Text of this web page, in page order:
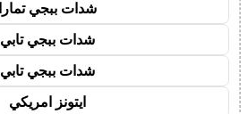
شدات ببجي تمارا
شدات ببجي تابي
شدات ببجي تابي
ايتونز امريكي